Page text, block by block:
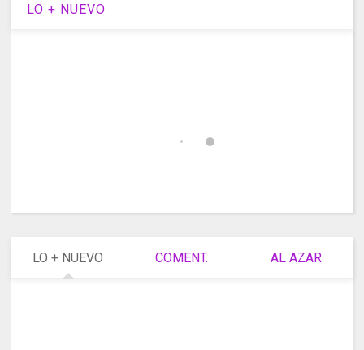
LO + NUEVO
LO + NUEVO COMENT. AL AZAR